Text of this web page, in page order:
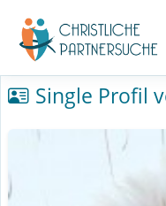
Single Profil